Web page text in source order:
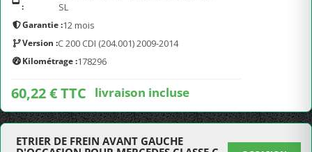
:
SL
Garantie :12 mois
Version :C 200 CDI (204.001) 2009-2014
Kilométrage :178296
60,22 € TTC livraison incluse
ETRIER DE FREIN AVANT GAUCHE